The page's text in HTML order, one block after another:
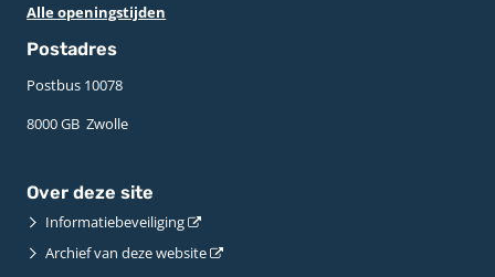
Alle openingstijden
Postadres
Postbus 10078 ­
8000 GB ­ Zwolle
Over deze site
Informatiebeveiliging
Archief van deze website